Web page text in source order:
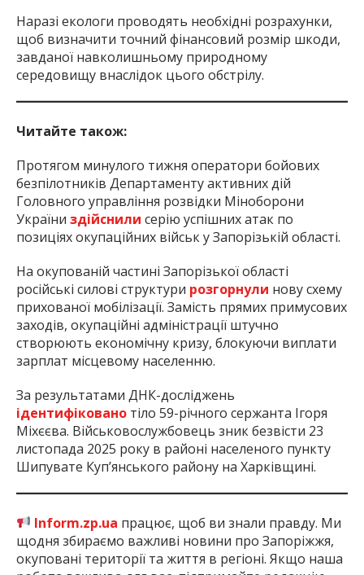
Наразі екологи проводять необхідні розрахунки,
щоб визначити точний фінансовий розмір шкоди,
завданої навколишньому природному
середовищу внаслідок цього обстрілу.
Читайте також:
Протягом минулого тижня оператори бойових
безпілотників Департаменту активних дій
Головного управління розвідки Міноборони
України здійснили серію успішних атак по
позиціях окупаційних військ у Запорізькій області.
На окупованій частині Запорізької області
російські силові структури розгорнули нову схему
прихованої мобілізації. Замість прямих примусових
заходів, окупаційні адміністрації штучно
створюють економічну кризу, блокуючи виплати
зарплат місцевому населенню.
За результатами ДНК-досліджень
ідентифіковано тіло 59-річного сержанта Ігоря
Міхєєва. Військовослужбовець зник безвісти 23
листопада 2025 року в районі населеного пункту
Шипувате Куп’янського району на Харківщині.
Inform.zp.ua працює, щоб ви знали правду. Ми
щодня збираємо важливі новини про Запоріжжя,
окуповані території та життя в регіоні. Якщо наша